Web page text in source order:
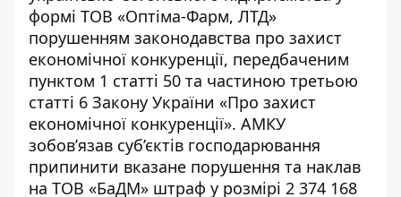
формі ТОВ «Оптіма-Фарм, ЛТД»
порушенням законодавства про захист
економічної конкуренції, передбаченим
пунктом 1 статті 50 та частиною третьою
статті 6 Закону України «Про захист
економічної конкуренції». АМКУ
зобов’язав суб’єктів господарювання
припинити вказане порушення та наклав
на ТОВ «БаДМ» штраф у розмірі 2 374 168